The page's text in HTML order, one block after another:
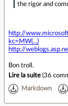
the rigor and
http://
kc=MW(...)
http://
Bon troll.
Lire la suite (36
Markdown